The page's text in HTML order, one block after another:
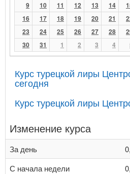
9
10 11 12 13 14
16
17 18 19 20 21
23
24 25 26 27 28
30
31 1 2 3 4
Курс турецкой лиры
сегодня
Курс турецкой лиры
Изменение курса
За день
С начала недели